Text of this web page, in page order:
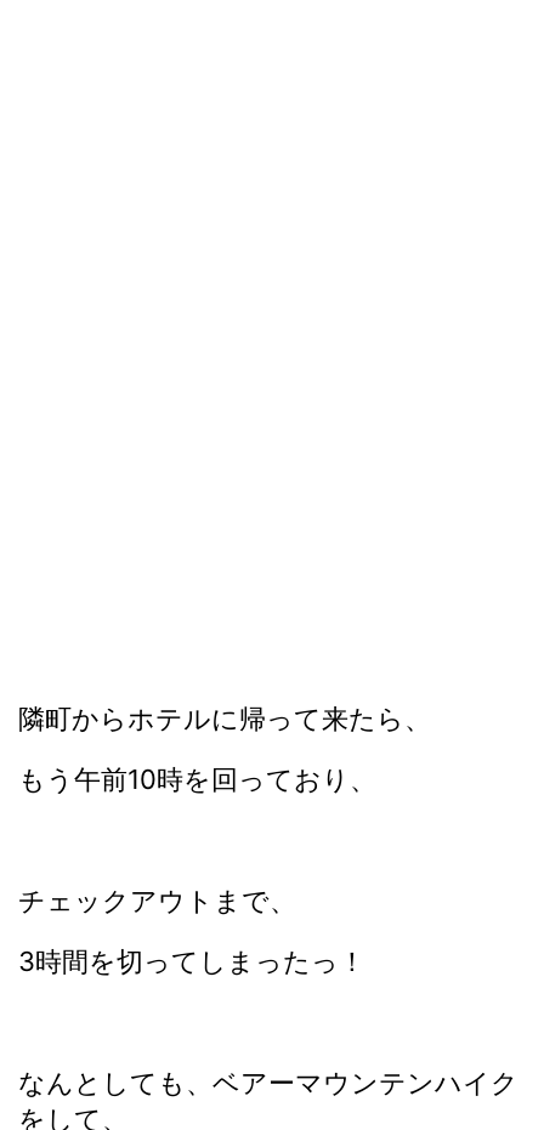
隣町からホテルに帰って来たら、
もう午前10時を回っており、
チェックアウトまで、
3時間を切ってしまったっ！
なんとしても、ベアーマウンテンハイク
をして、